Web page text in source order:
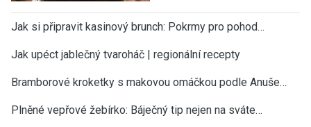
Jak si připravit kasinový brunch: Pokrmy pro pohod…
Jak upéct jablečný tvaroháč | regionální recepty
Bramborové kroketky s makovou omáčkou podle Anuše…
Plněné vepřové žebírko: Báječný tip nejen na sváte…